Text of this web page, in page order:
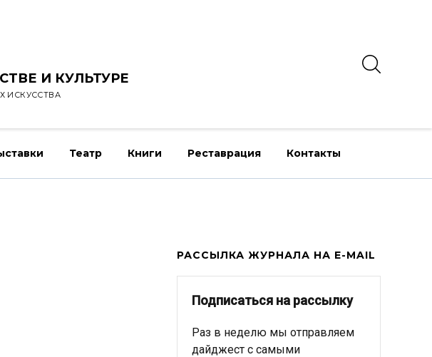
И КУЛЬТУРЕ
ИСКУССТВА
Театр Книги Реставрация Контакты
РАССЫЛКА ЖУРНАЛА НА E-MAIL
Подписаться на рассылку
Раз в неделю мы отправляем
дайджест с самыми